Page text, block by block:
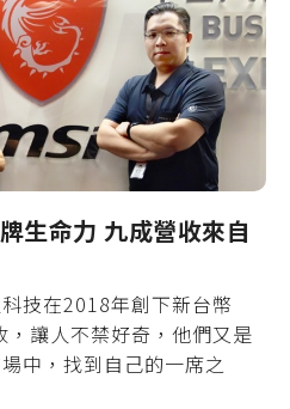
生命力 九成營收來自
技在2018年創下新台幣
讓人不禁好奇，他們又是
中，找到自己的一席之